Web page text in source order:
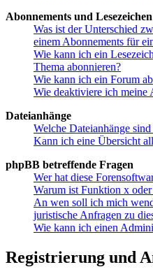
Abonnements und Lesezeichen
Was ist der Unterschied
einem Abonnements für
Wie kann ich ein
Thema abonnieren?
Wie kann ich ein Forum
Wie deaktiviere ich meine
Dateianhänge
Welche Dateianhänge
Kann ich eine Übersicht
phpBB betreffende Fragen
Wer hat diese
Warum ist Funktion x
An wen soll ich mich
juristische Anfragen zu
Wie kann ich einen
Registrierung und